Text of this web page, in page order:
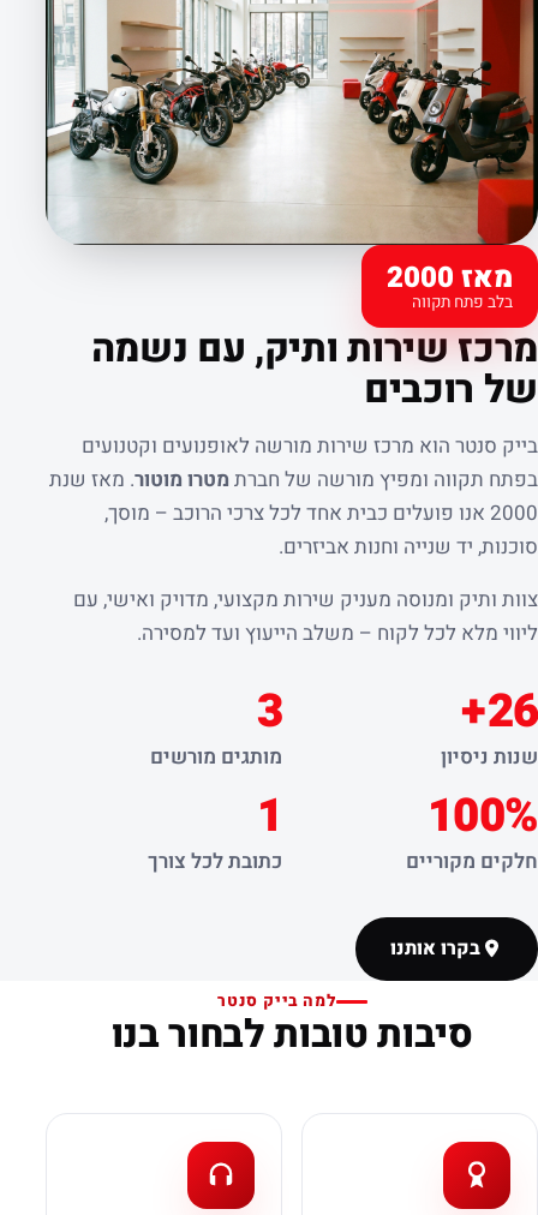
מאז 2000
בלב פתח תקווה
קצת עלינו
מרכז שירות ותיק, עם נשמה
של רוכבים
בייק סנטר הוא מרכז שירות מורשה לאופנועים וקטנועים
בפתח תקווה ומפיץ מורשה של חברת מטרו מוטור. מאז שנת
2000 אנו פועלים כבית אחד לכל צרכי הרוכב – מוסך,
סוכנות, יד שנייה וחנות אביזרים.
צוות ותיק ומנוסה מעניק שירות מקצועי, מדויק ואישי, עם
ליווי מלא לכל לקוח – משלב הייעוץ ועד למסירה.
26+
שנות ניסיון
3
מותגים מורשים
100%
חלקים מקוריים
1
כתובת לכל צורך
בקרו אותנו
למה בייק סנטר
סיבות טובות לבחור בנו